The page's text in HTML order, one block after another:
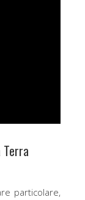
particolare,